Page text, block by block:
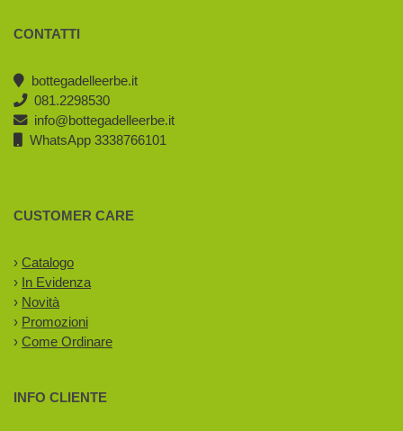
CONTATTI
bottegadelleerbe.it
081.2298530
info@bottegadelleerbe.it
WhatsApp 3338766101
CUSTOMER CARE
› Catalogo
› In Evidenza
› Novità
› Promozioni
› Come Ordinare
INFO CLIENTE